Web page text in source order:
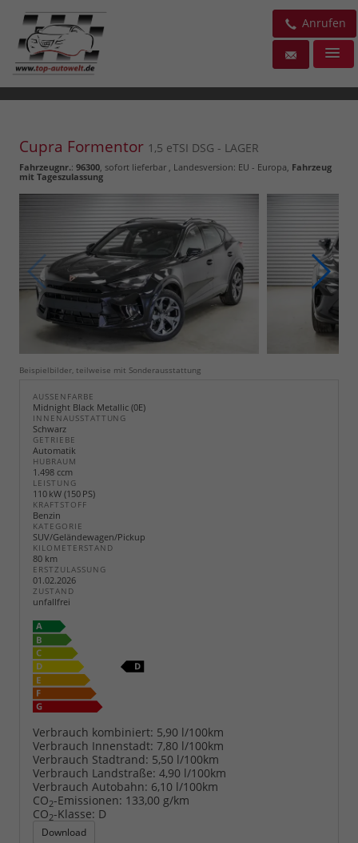
Anrufen
Cupra Formentor 1,5 eTSI DSG - LAGER
Fahrzeugnr.: 96300 sofort lieferbar , Landesversion: EU - Europa, Fahrzeug
mit Tageszulassung
Beispielbilder, teilweise mit Sonderausstattung
AUSSENFARBE
Midnight Black Metallic (0E)
INNENAUSSTATTUNG
Schwarz
GETRIEBE
Automatik
HUBRAUM
1.498 ccm
LEISTUNG
110 kW (150 PS)
KRAFTSTOFF
Benzin
KATEGORIE
SUV/Geländewagen/Pickup
KILOMETERSTAND
80 km
ERSTZULASSUNG
01.02.2026
ZUSTAND
unfallfrei
Verbrauch kombiniert: 5,90 l/100km
Verbrauch Innenstadt: 7,80 l/100km
Verbrauch Stadtrand: 5,50 l/100km
Verbrauch Landstraße: 4,90 l/100km
Verbrauch Autobahn: 6,10 l/100km
CO2-Emissionen: 133,00 g/km
CO2-Klasse: D
Download